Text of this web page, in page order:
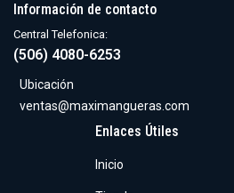
Enlaces Útiles
Inicio
Información de contacto
Central Telefonica:
(506) 4080-6253
Ubicación
ventas@maximangueras.com